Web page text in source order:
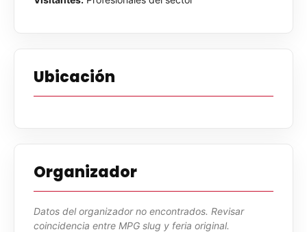
Ubicación
Organizador
Datos del organizador no encontrados. Revisar
coincidencia entre MPG slug y feria original.